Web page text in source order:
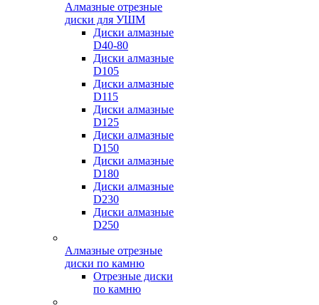
Алмазные отрезные
диски для УШМ
Диски алмазные
D40-80
Диски алмазные
D105
Диски алмазные
D115
Диски алмазные
D125
Диски алмазные
D150
Диски алмазные
D180
Диски алмазные
D230
Диски алмазные
D250
Алмазные отрезные
диски по камню
Отрезные диски
по камню